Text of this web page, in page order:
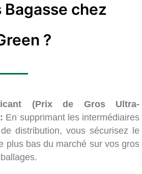
chez
?
(Prix de Gros Ultra-
En supprimant les intermédiaires
distribution, vous sécurisez le
plus bas du marché sur vos gros